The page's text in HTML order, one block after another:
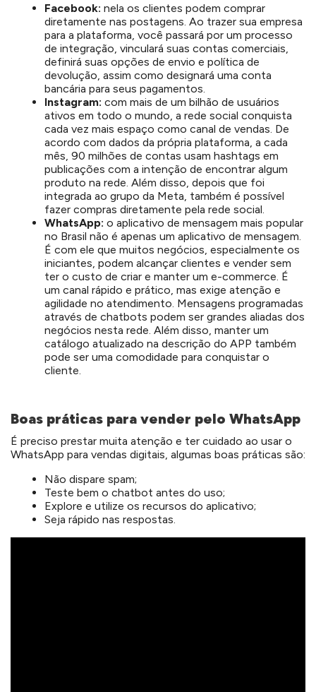
Facebook: nela os clientes podem comprar
diretamente nas postagens. Ao trazer sua empresa
para a plataforma, você passará por um processo
de integração, vinculará suas contas comerciais,
definirá suas opções de envio e política de
devolução, assim como designará uma conta
bancária para seus pagamentos.
Instagram: com mais de um bilhão de usuários
ativos em todo o mundo, a rede social conquista
cada vez mais espaço como canal de vendas. De
acordo com dados da própria plataforma, a cada
mês, 90 milhões de contas usam hashtags em
publicações com a intenção de encontrar algum
produto na rede. Além disso, depois que foi
integrada ao grupo da Meta, também é possível
fazer compras diretamente pela rede social.
WhatsApp: o aplicativo de mensagem mais popular
no Brasil não é apenas um aplicativo de mensagem.
É com ele que muitos negócios, especialmente os
iniciantes, podem alcançar clientes e vender sem
ter o custo de criar e manter um e-commerce. É
um canal rápido e prático, mas exige atenção e
agilidade no atendimento. Mensagens programadas
através de chatbots podem ser grandes aliadas dos
negócios nesta rede. Além disso, manter um
catálogo atualizado na descrição do APP também
pode ser uma comodidade para conquistar o
cliente.
Boas práticas para vender pelo WhatsApp
É preciso prestar muita atenção e ter cuidado ao usar o
WhatsApp para vendas digitais, algumas boas práticas são:
Não dispare spam;
Teste bem o chatbot antes do uso;
Explore e utilize os recursos do aplicativo;
Seja rápido nas respostas.